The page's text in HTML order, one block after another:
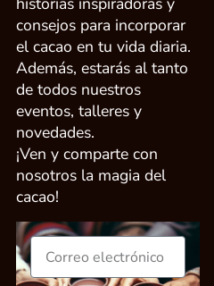
consejos para incorporar
el cacao en tu vida diaria.
Además, estarás al tanto
de todos nuestros
eventos, talleres y
novedades.
¡Ven y comparte con
nosotros la magia del
cacao!